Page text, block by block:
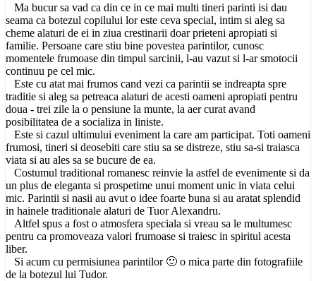
Ma bucur sa vad ca din ce in ce mai multi tineri parinti isi dau
seama ca botezul copilului lor este ceva special, intim si aleg sa
cheme alaturi de ei in ziua crestinarii doar prieteni apropiati si
familie. Persoane care stiu bine povestea parintilor, cunosc
momentele frumoase din timpul sarcinii, l-au vazut si l-ar smotocii
continuu pe cel mic.
Este cu atat mai frumos cand vezi ca parintii se indreapta spre
traditie si aleg sa petreaca alaturi de acesti oameni apropiati pentru
doua - trei zile la o pensiune la munte, la aer curat avand
posibilitatea de a socializa in liniste.
Este si cazul ultimului eveniment la care am participat. Toti oameni
frumosi, tineri si deosebiti care stiu sa se distreze, stiu sa-si traiasca
viata si au ales sa se bucure de ea.
Costumul traditional romanesc reinvie la astfel de evenimente si da
un plus de eleganta si prospetime unui moment unic in viata celui
mic. Parintii si nasii au avut o idee foarte buna si au aratat splendid
in hainele traditionale alaturi de Tuor Alexandru.
Altfel spus a fost o atmosfera speciala si vreau sa le multumesc
pentru ca promoveaza valori frumoase si traiesc in spiritul acesta
liber.
Si acum cu permisiunea parintilor 🙂 o mica parte din fotografiile
de la botezul lui Tudor.